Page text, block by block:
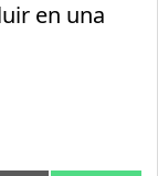
en una